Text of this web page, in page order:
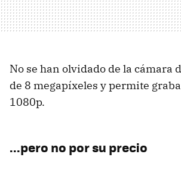
No se han olvidado de la cámara
de 8 megapíxeles y permite
1080p.
...pero no por su precio